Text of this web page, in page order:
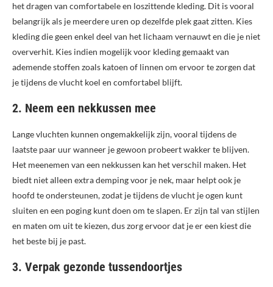
het dragen van comfortabele en loszittende kleding. Dit is vooral
belangrijk als je meerdere uren op dezelfde plek gaat zitten. Kies
kleding die geen enkel deel van het lichaam vernauwt en die je niet
oververhit. Kies indien mogelijk voor kleding gemaakt van
ademende stoffen zoals katoen of linnen om ervoor te zorgen dat
je tijdens de vlucht koel en comfortabel blijft.
2. Neem een nekkussen mee
Lange vluchten kunnen ongemakkelijk zijn, vooral tijdens de
laatste paar uur wanneer je gewoon probeert wakker te blijven.
Het meenemen van een nekkussen kan het verschil maken. Het
biedt niet alleen extra demping voor je nek, maar helpt ook je
hoofd te ondersteunen, zodat je tijdens de vlucht je ogen kunt
sluiten en een poging kunt doen om te slapen. Er zijn tal van stijlen
en maten om uit te kiezen, dus zorg ervoor dat je er een kiest die
het beste bij je past.
3. Verpak gezonde tussendoortjes